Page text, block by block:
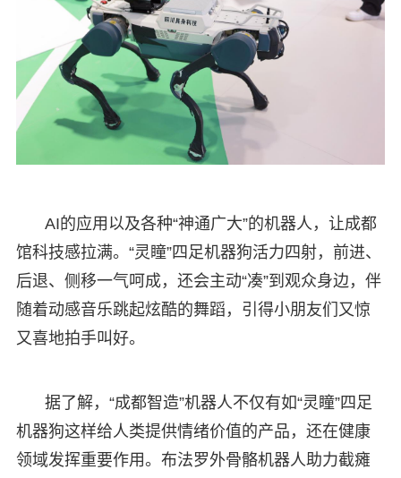
AI的应用以及各种“神通广大”的机器人，让成都
馆科技感拉满。“灵瞳”四足机器狗活力四射，前进、
后退、侧移一气呵成，还会主动“凑”到观众身边，伴
随着动感音乐跳起炫酷的舞蹈，引得小朋友们又惊
又喜地拍手叫好。
据了解，“成都智造”机器人不仅有如“灵瞳”四足
机器狗这样给人类提供情绪价值的产品，还在健康
领域发挥重要作用。布法罗外骨骼机器人助力截瘫